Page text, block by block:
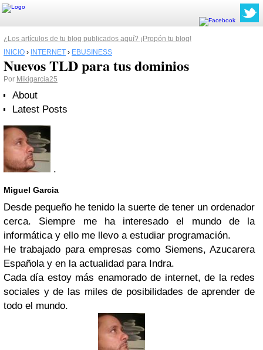
¿Los artículos de tu blog publicados aquí? ¡Propón tu blog!
INICIO › INTERNET › EBUSINESS
Nuevos TLD para tus dominios
Por Mikigarcia25
About
Latest Posts
.
Miguel Garcia
Desde pequeño he tenido la suerte de tener un ordenador
cerca. Siempre me ha interesado el mundo de la
informática y ello me llevo a estudiar programación.
He trabajado para empresas como Siemens, Azucarera
Española y en la actualidad para Indra.
Cada día estoy más enamorado de internet, de la redes
sociales y de las miles de posibilidades de aprender de
todo el mundo.